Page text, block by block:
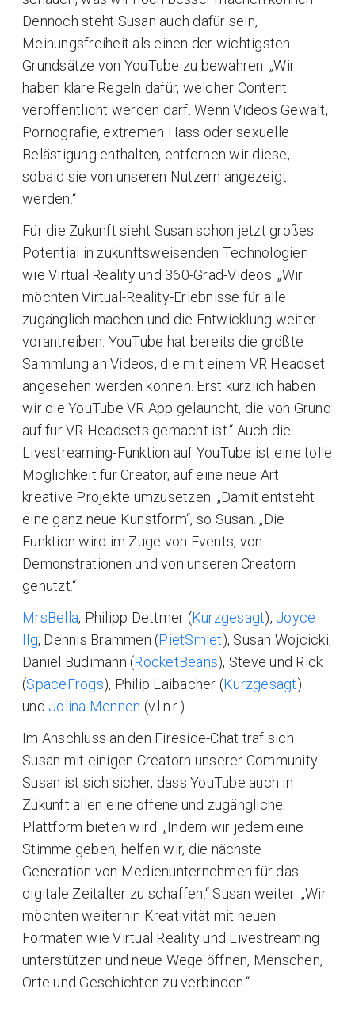
Dennoch steht Susan auch dafür sein,
Meinungsfreiheit als einen der wichtigsten
Grundsätze von YouTube zu bewahren. „Wir
haben klare Regeln dafür, welcher Content
veröffentlicht werden darf. Wenn Videos Gewalt,
Pornografie, extremen Hass oder sexuelle
Belästigung enthalten, entfernen wir diese,
sobald sie von unseren Nutzern angezeigt
werden.“
Für die Zukunft sieht Susan schon jetzt großes
Potential in zukunftsweisenden Technologien
wie Virtual Reality und 360-Grad-Videos. „Wir
möchten Virtual-Reality-Erlebnisse für alle
zugänglich machen und die Entwicklung weiter
vorantreiben. YouTube hat bereits die größte
Sammlung an Videos, die mit einem VR Headset
angesehen werden können. Erst kürzlich haben
wir die YouTube VR App gelauncht, die von Grund
auf für VR Headsets gemacht ist.“ Auch die
Livestreaming-Funktion auf YouTube ist eine tolle
Möglichkeit für Creator, auf eine neue Art
kreative Projekte umzusetzen. „Damit entsteht
eine ganz neue Kunstform“, so Susan. „Die
Funktion wird im Zuge von Events, von
Demonstrationen und von unseren Creatorn
genutzt.“
MrsBella, Philipp Dettmer (Kurzgesagt), Joyce
Ilg, Dennis Brammen (PietSmiet), Susan Wojcicki,
Daniel Budimann (RocketBeans), Steve und Rick
(SpaceFrogs), Philip Laibacher (Kurzgesagt)
und Jolina Mennen (v.l.n.r.)
Im Anschluss an den Fireside-Chat traf sich
Susan mit einigen Creatorn unserer Community.
Susan ist sich sicher, dass YouTube auch in
Zukunft allen eine offene und zugängliche
Plattform bieten wird: „Indem wir jedem eine
Stimme geben, helfen wir, die nächste
Generation von Medienunternehmen für das
digitale Zeitalter zu schaffen.“ Susan weiter: „Wir
möchten weiterhin Kreativität mit neuen
Formaten wie Virtual Reality und Livestreaming
unterstützen und neue Wege öffnen, Menschen,
Orte und Geschichten zu verbinden.“